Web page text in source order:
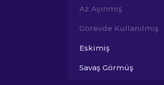
Az Aşınmış
Görevde Kullanılmış
Eskimiş
Savaş Görmüş